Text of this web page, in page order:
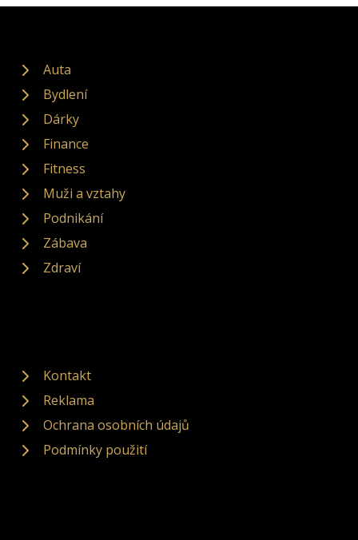
Auta
Bydlení
Dárky
Finance
Fitness
Muži a vztahy
Podnikání
Zábava
Zdraví
Kontakt
Reklama
Ochrana osobních údajů
Podmínky použití